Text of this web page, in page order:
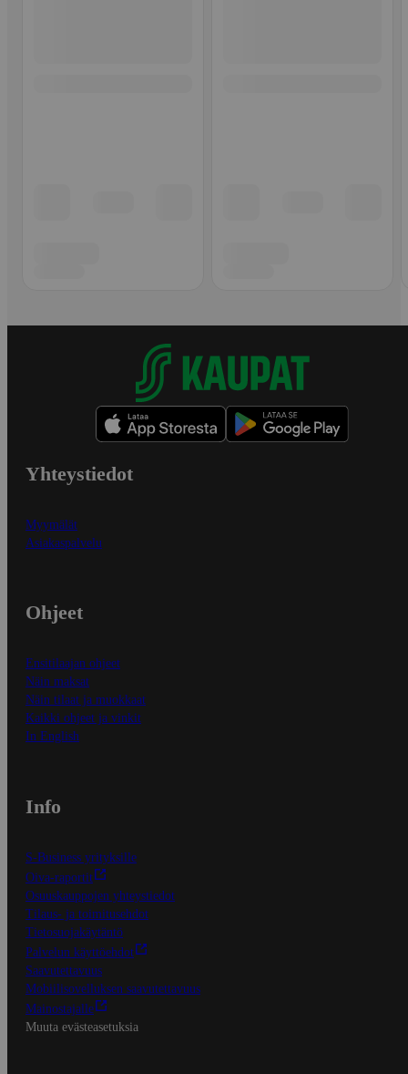
Yhteystiedot
Myymälät
Asiakaspalvelu
Ohjeet
Ensitilaajan ohjeet
Näin maksat
Näin tilaat ja muokkaat
Kaikki ohjeet ja vinkit
In English
Info
S-Business yrityksille
Oiva-raportit
Osuuskauppojen yhteystiedot
Tilaus- ja toimitusehdot
Tietosuojakäytäntö
Palvelun käyttöehdot
Saavutettavuus
Mobiilisovelluksen saavutettavuus
Mainostajalle
Muuta evästeasetuksia